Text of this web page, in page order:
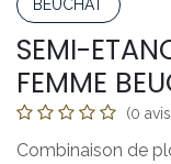
BEUCHAT
SEMI-
FEMME
(0
Combinaison de